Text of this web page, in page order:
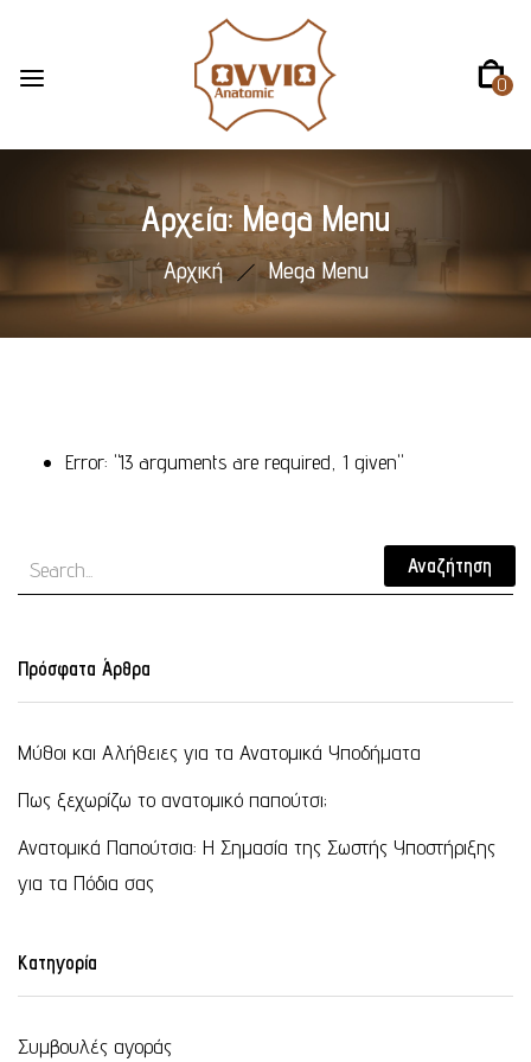
0
Αρχεία:Mega Menu
Αρχική Mega Menu
Αναζήτηση
Πρόσφατα Άρθρα
Μύθοι και Αλήθειες για τα Ανατομικά Υποδήματα
Πως ξεχωρίζω το ανατομικό παπούτσι;
Ανατομικά Παπούτσια: Η Σημασία της Σωστής Υποστήριξης
για τα Πόδια σας
Κατηγορία
Συμβουλές αγοράς
Error: "13 arguments are required, 1 given"